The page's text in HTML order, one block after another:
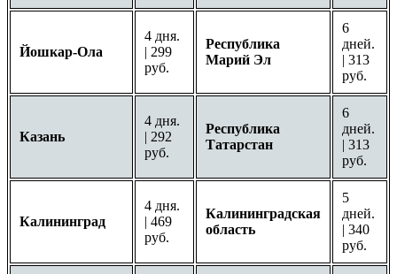
Йошкар-Ола
4 дня.
| 299
руб.
Республика
Марий Эл
6
дней.
| 313
руб.
Казань
4 дня.
| 292
руб.
Республика
Татарстан
6
дней.
| 313
руб.
Калининград
4 дня.
| 469
руб.
Калининградская
область
5
дней.
| 340
руб.